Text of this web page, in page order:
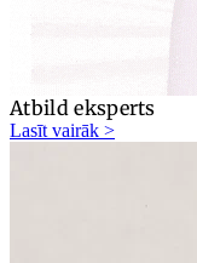
Atbild eksperts
Lasīt vairāk >